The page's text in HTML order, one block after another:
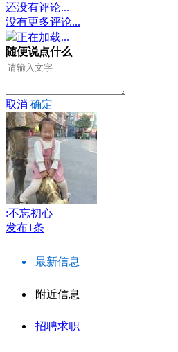
还没有评论...
没有更多评论...
正在加载...
随便说点什么
取消 确定
:不忘初心
发布1条
最新信息
附近信息
招聘求职